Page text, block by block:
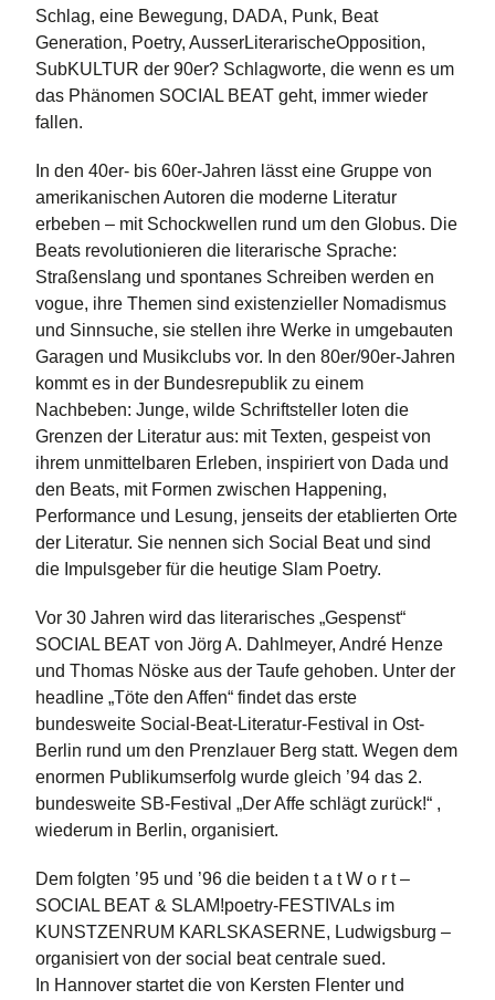
Schlag, eine Bewegung, DADA, Punk, Beat
Generation, Poetry, AusserLiterarischeOpposition,
SubKULTUR der 90er? Schlagworte, die wenn es um
das Phänomen SOCIAL BEAT geht, immer wieder
fallen.
In den 40er- bis 60er-Jahren lässt eine Gruppe von
amerikanischen Autoren die moderne Literatur
erbeben – mit Schockwellen rund um den Globus. Die
Beats revolutionieren die literarische Sprache:
Straßenslang und spontanes Schreiben werden en
vogue, ihre Themen sind existenzieller Nomadismus
und Sinnsuche, sie stellen ihre Werke in umgebauten
Garagen und Musikclubs vor. In den 80er/90er-Jahren
kommt es in der Bundesrepublik zu einem
Nachbeben: Junge, wilde Schriftsteller loten die
Grenzen der Literatur aus: mit Texten, gespeist von
ihrem unmittelbaren Erleben, inspiriert von Dada und
den Beats, mit Formen zwischen Happening,
Performance und Lesung, jenseits der etablierten Orte
der Literatur. Sie nennen sich Social Beat und sind
die Impulsgeber für die heutige Slam Poetry.
Vor 30 Jahren wird das literarisches „Gespenst“
SOCIAL BEAT von Jörg A. Dahlmeyer, André Henze
und Thomas Nöske aus der Taufe gehoben. Unter der
headline „Töte den Affen“ findet das erste
bundesweite Social-Beat-Literatur-Festival in Ost-
Berlin rund um den Prenzlauer Berg statt. Wegen dem
enormen Publikumserfolg wurde gleich ’94 das 2.
bundesweite SB-Festival „Der Affe schlägt zurück!“ ,
wiederum in Berlin, organisiert.
Dem folgten ’95 und ’96 die beiden t a t W o r t –
SOCIAL BEAT & SLAM!poetry-FESTIVALs im
KUNSTZENRUM KARLSKASERNE, Ludwigsburg –
organisiert von der social beat centrale sued.
In Hannover startet die von Kersten Flenter und